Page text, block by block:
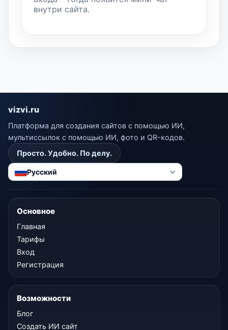
внутри сайта.
vizvi.ru
Платформа для создания сайтов с помощью ИИ,
мультиссылок с помощью ИИ, фото и QR-кодов.
Просто. Удобно. По делу.
Русский
Основное
Главная
Тарифы
Вход
Регистрация
Возможности
Блог
Создать ИИ сайт